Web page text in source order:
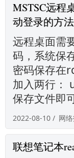
MSTSC远程
动登录的方法
远程桌面需
码，系统保
密码保存在
加入两行：
保存文件即
2022-08-10 / 网
联想笔记本